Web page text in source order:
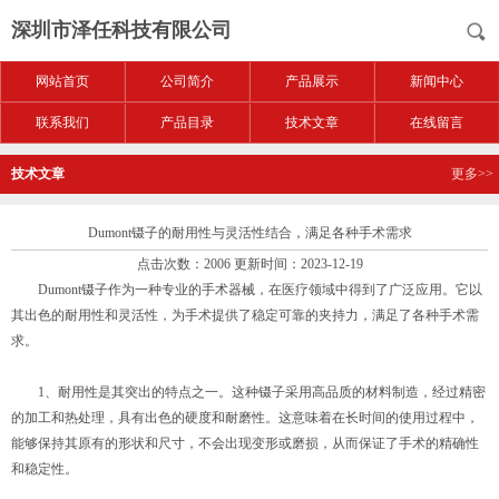
深圳市泽任科技有限公司
网站首页 公司简介 产品展示 新闻中心
联系我们 产品目录 技术文章 在线留言
技术文章 更多>>
Dumont镊子的耐用性与灵活性结合，满足各种手术需求
点击次数：2006 更新时间：2023-12-19
Dumont镊子作为一种专业的手术器械，在医疗领域中得到了广泛应用。它以
其出色的耐用性和灵活性，为手术提供了稳定可靠的夹持力，满足了各种手术需
求。
1、耐用性是其突出的特点之一。这种镊子采用高品质的材料制造，经过精密
的加工和热处理，具有出色的硬度和耐磨性。这意味着在长时间的使用过程中，
能够保持其原有的形状和尺寸，不会出现变形或磨损，从而保证了手术的精确性
和稳定性。